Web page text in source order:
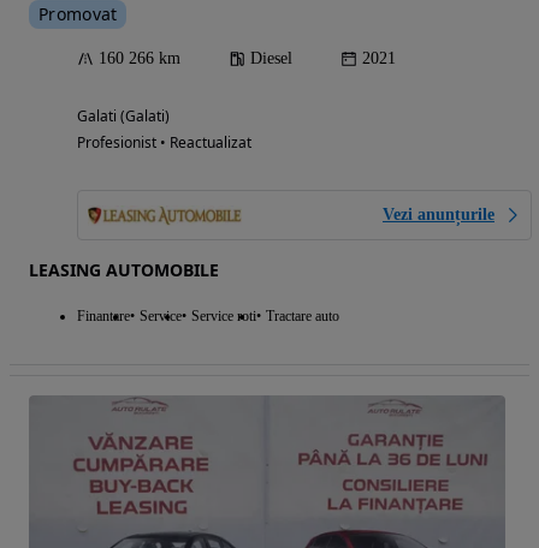
Promovat
160 266 km Diesel 2021
Galati (Galati)
Profesionist • Reactualizat
Vezi anunțurile
LEASING AUTOMOBILE
Finantare Service Service roti Tractare auto